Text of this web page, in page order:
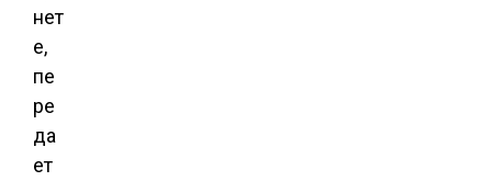
нет
е,
пе
ре
да
ет